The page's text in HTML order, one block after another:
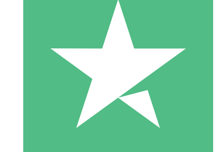
10 Téléchargements
20 00